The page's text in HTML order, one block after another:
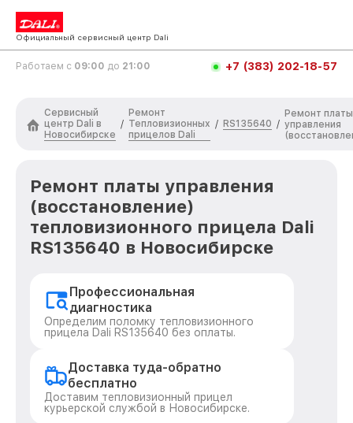
Официальный сервисный центр Dali
Работаем с 09:00 до 21:00 +7 (383) 202-18-57
Сервисный
центр Dali в
Новосибирске
/
Ремонт
Тепловизионных
прицелов Dali
/ RS135640 /
Ремонт платы
управления
Ремонт платы управления
(восстановление)
тепловизионного прицела Dali
RS135640 в Новосибирске
Профессиональная
диагностика
Определим поломку тепловизионного
прицела Dali RS135640 без оплаты.
Доставка туда-обратно
бесплатно
Доставим тепловизионный прицел
курьерской службой в Новосибирске.